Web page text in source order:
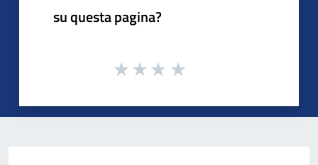
su questa pagina?